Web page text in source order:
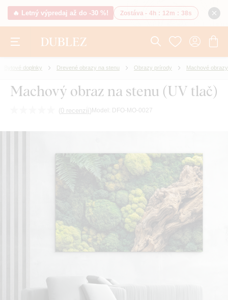
🔥 Letný výpredaj až do -30 %! Zostáva - 4h : 12m : 38s
Bytové doplnky Drevené obrazy na stenu Obrazy prírody Machové obrazy
Machový obraz na stenu (UV tlač)
(0 recenzií) Model: DFO-MO-0027